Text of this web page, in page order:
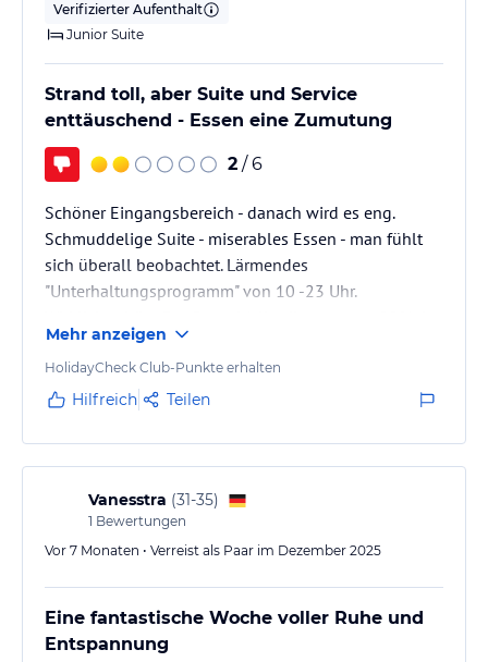
Verifizierter Aufenthalt
Junior Suite
Strand toll, aber Suite und Service
enttäuschend - Essen eine Zumutung
2 / 6
Schöner Eingangsbereich - danach wird es eng.
Schmuddelige Suite - miserables Essen - man fühlt
sich überall beobachtet. Lärmendes
"Unterhaltungsprogramm" von 10 -23 Uhr.
Liegen frei).
Mehr anzeigen
HolidayCheck Club-Punkte erhalten
Hilfreich Teilen
Vanesstra (31-35)
1 Bewertungen
Vor 7 Monaten • Verreist als Paar im Dezember 2025
Eine fantastische Woche voller Ruhe und
Entspannung